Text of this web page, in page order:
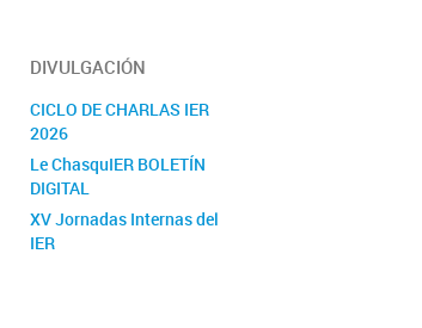
DIVULGACIÓN
CICLO DE CHARLAS IER
2026
Le ChasquIER BOLETÍN
DIGITAL
XV Jornadas Internas del
IER